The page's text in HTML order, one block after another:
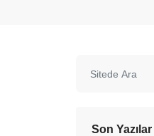
Son Yazılar